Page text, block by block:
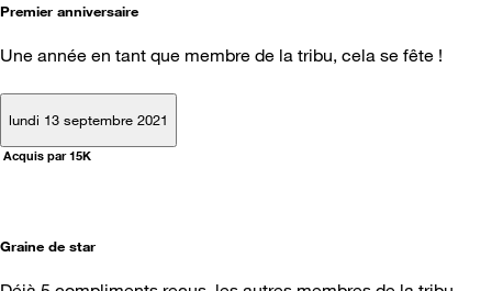
Premier anniversaire
Une année en tant que membre de la tribu, cela se fête !
lundi 13 septembre 2021
Acquis par 15K
Graine de star